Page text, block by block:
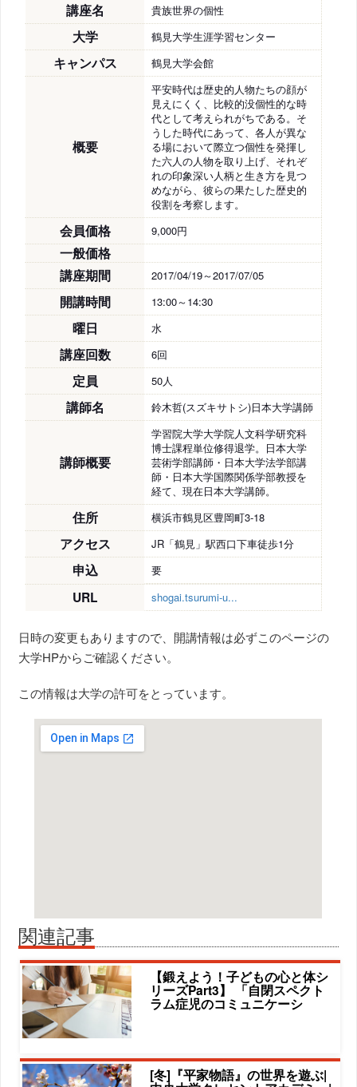
講座名 貴族世界の個性
大学 鶴見大学生涯学習センター
キャンパス 鶴見大学会館
概要
平安時代は歴史的人物たちの顔が
見えにくく、比較的没個性的な時
代として考えられがちである。そ
うした時代にあって、各人が異な
る場において際立つ個性を発揮し
た六人の人物を取り上げ、それぞ
れの印象深い人柄と生き方を見つ
めながら、彼らの果たした歴史的
役割を考察します。
会員価格 9,000円
一般価格
講座期間
2017/04/19～2017/07/05
開講時間 13:00～14:30
曜日 水
講座回数 6回
定員 50人
講師名 鈴木哲(スズキサトシ)日本大学講師
講師概要
学習院大学大学院人文科学研究科
博士課程単位修得退学。日本大学
芸術学部講師・日本大学法学部講
師・日本大学国際関係学部教授を
経て、現在日本大学講師。
住所 横浜市鶴見区豊岡町3-18
アクセス JR「鶴見」駅西口下車徒歩1分
申込 要
URL shogai.tsurumi-u...
日時の変更もありますので、開講情報は必ずこのページの
大学HPからご確認ください。
この情報は大学の許可をとっています。
関連記事
【鍛えよう！子どもの心と体シ
リーズPart3】 「自閉スペクト
ラム症児のコミュニケーシ
[冬]『平家物語』の世界を遊ぶ|